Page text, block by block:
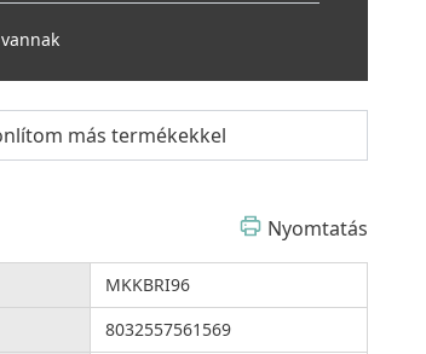
más termékekkel
Nyomtatás
MKKBRI96
8032557561569